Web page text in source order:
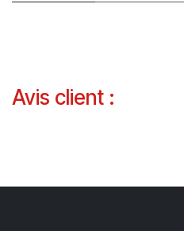
Avis client :